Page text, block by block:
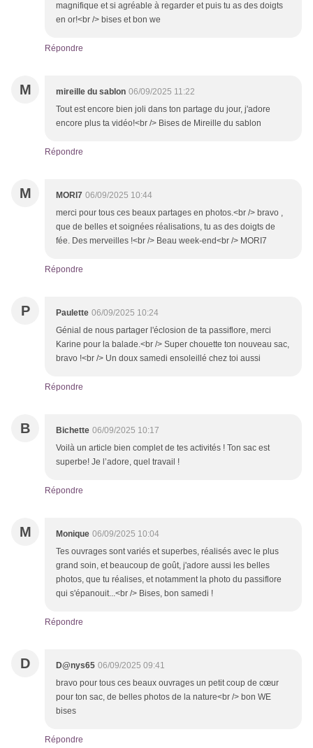
magnifique et si agréable à regarder et puis tu as des doigts
en or!<br /> bises et bon we
Répondre
M mireille du sablon 06/09/2025 11:22
Tout est encore bien joli dans ton partage du jour, j'adore
encore plus ta vidéo!<br /> Bises de Mireille du sablon
Répondre
M MORI7 06/09/2025 10:44
merci pour tous ces beaux partages en photos.<br /> bravo ,
que de belles et soignées réalisations, tu as des doigts de
fée. Des merveilles !<br /> Beau week-end<br /> MORI7
Répondre
P Paulette 06/09/2025 10:24
Génial de nous partager l'éclosion de ta passiflore, merci
Karine pour la balade.<br /> Super chouette ton nouveau sac,
bravo !<br /> Un doux samedi ensoleillé chez toi aussi
Répondre
B Bichette 06/09/2025 10:17
Voilà un article bien complet de tes activités ! Ton sac est
superbe! Je l’adore, quel travail !
Répondre
M Monique 06/09/2025 10:04
Tes ouvrages sont variés et superbes, réalisés avec le plus
grand soin, et beaucoup de goût, j'adore aussi les belles
photos, que tu réalises, et notamment la photo du passiflore
qui s'épanouit...<br /> Bises, bon samedi !
Répondre
D D@nys65 06/09/2025 09:41
bravo pour tous ces beaux ouvrages un petit coup de cœur
pour ton sac, de belles photos de la nature<br /> bon WE
bises
Répondre